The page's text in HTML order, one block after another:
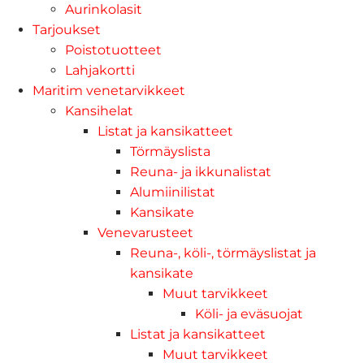
Aurinkolasit
Tarjoukset
Poistotuotteet
Lahjakortti
Maritim venetarvikkeet
Kansihelat
Listat ja kansikatteet
Törmäyslista
Reuna- ja ikkunalistat
Alumiinilistat
Kansikate
Venevarusteet
Reuna-, köli-, törmäyslistat ja
kansikate
Muut tarvikkeet
Köli- ja eväsuojat
Listat ja kansikatteet
Muut tarvikkeet